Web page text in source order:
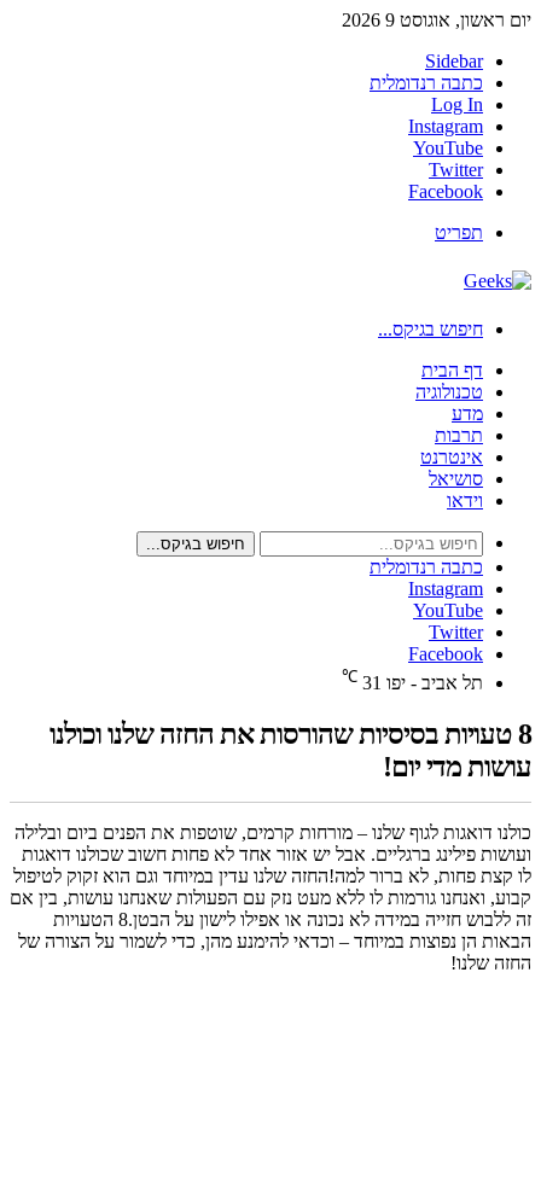
יום ראשון, אוגוסט 9 2026
Sidebar
כתבה רנדומלית
Log In
Instagram
YouTube
Twitter
Facebook
תפריט
חיפוש בגיקס...
דף הבית
טכנולוגיה
מדע
תרבות
אינטרנט
סושיאל
וידאו
חיפוש בגיקס...
כתבה רנדומלית
Instagram
YouTube
Twitter
Facebook
תל אביב - יפו 31
℃
8 טעויות בסיסיות שהורסות את החזה שלנו וכולנו
עושות מדי יום!
כולנו דואגות לגוף שלנו – מורחות קרמים, שוטפות את הפנים ביום ובלילה
ועושות פילינג ברגליים. אבל יש אזור אחד לא פחות חשוב שכולנו דואגות
לו קצת פחות, לא ברור למה!החזה שלנו עדין במיוחד וגם הוא זקוק לטיפול
קבוע, ואנחנו גורמות לו ללא מעט נזק עם הפעולות שאנחנו עושות, בין אם
זה ללבוש חזייה במידה לא נכונה או אפילו לישון על הבטן.8 הטעויות
הבאות הן נפוצות במיוחד – וכדאי להימנע מהן, כדי לשמור על הצורה של
החזה שלנו!